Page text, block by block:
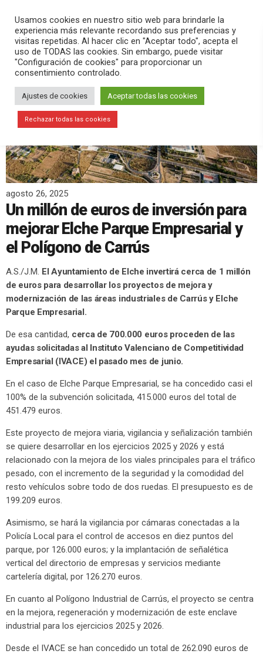
search menu pause PLAY
agosto 26, 2025
Un millón de euros de inversión para
mejorar Elche Parque Empresarial y
el Polígono de Carrús
A.S./J.M. El Ayuntamiento de Elche invertirá cerca de 1 millón
de euros para desarrollar los proyectos de mejora y
modernización de las áreas industriales de Carrús y Elche
Parque Empresarial.
De esa cantidad, cerca de 700.000 euros proceden de las
ayudas solicitadas al Instituto Valenciano de Competitividad
Empresarial (IVACE) el pasado mes de junio.
En el caso de Elche Parque Empresarial, se ha concedido casi el
100% de la subvención solicitada, 415.000 euros del total de
451.479 euros.
Este proyecto de mejora viaria, vigilancia y señalización también
se quiere desarrollar en los ejercicios 2025 y 2026 y está
relacionado con la mejora de los viales principales para el tráfico
pesado, con el incremento de la seguridad y la comodidad del
resto vehículos sobre todo de dos ruedas. El presupuesto es de
199.209 euros.
Asimismo, se hará la vigilancia por cámaras conectadas a la
Policía Local para el control de accesos en diez puntos del
parque, por 126.000 euros; y la implantación de señalética
vertical del directorio de empresas y servicios mediante
cartelería digital, por 126.270 euros.
En cuanto al Polígono Industrial de Carrús, el proyecto se centra
en la mejora, regeneración y modernización de este enclave
industrial para los ejercicios 2025 y 2026.
Desde el IVACE se han concedido un total de 262.090 euros de
Usamos cookies en nuestro sitio web para brindarle la
experiencia más relevante recordando sus preferencias y
visitas repetidas. Al hacer clic en "Aceptar todo", acepta el
uso de TODAS las cookies. Sin embargo, puede visitar
"Configuración de cookies" para proporcionar un
consentimiento controlado.
Ajustes de cookies Aceptar todas las cookies
Rechazar todas las cookies